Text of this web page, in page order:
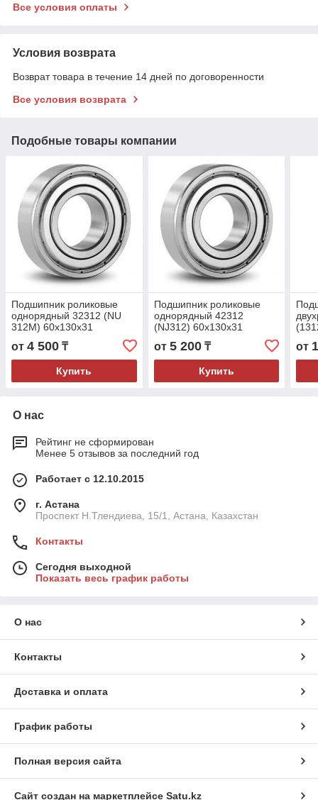
Все условия оплаты
Условия возврата
Возврат товара в течение 14 дней по договоренности
Все условия возврата
Подобные товары компании
Подшипник роликовые
однорядный 32312 (NU
312М) 60x130x31
от 4 500 ₸
Купить
Подшипник роликовые
однорядный 42312
(NJ312) 60x130x31
от 5 200₸
Купить
от
О нас
Рейтинг не сформирован
Менее 5 отзывов за последний год
Работает с 12.10.2015
г. Астана
Проспект Н.Тлендиева, 15/1, Астана, Казахстан
Контакты
Сегодня выходной
Показать весь график работы
О нас
Контакты
Доставка и оплата
График работы
Полная версия сайта
Сайт создан на маркетплейсе Satu.kz